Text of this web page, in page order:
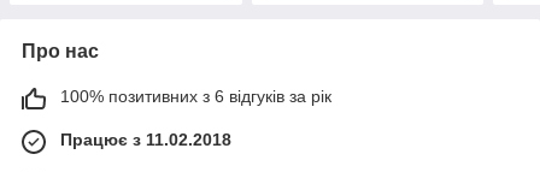
Про нас
100% позитивних з 6 відгуків за рік
Працює з 11.02.2018